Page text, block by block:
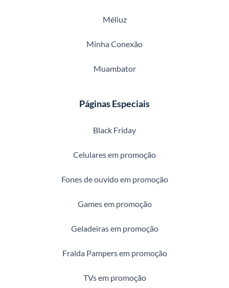
Méliuz
Minha Conexão
Muambator
Páginas Especiais
Black Friday
Celulares em promoção
Fones de ouvido em promoção
Games em promoção
Geladeiras em promoção
Fralda Pampers em promoção
TVs em promoção